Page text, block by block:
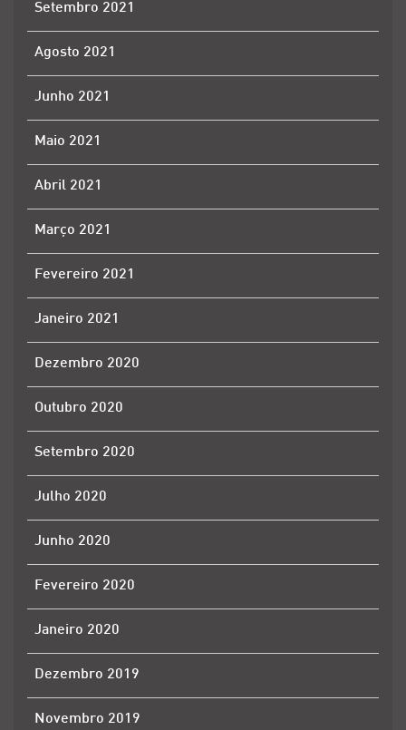
Setembro 2021
Agosto 2021
Junho 2021
Maio 2021
Abril 2021
Março 2021
Fevereiro 2021
Janeiro 2021
Dezembro 2020
Outubro 2020
Setembro 2020
Julho 2020
Junho 2020
Fevereiro 2020
Janeiro 2020
Dezembro 2019
Novembro 2019